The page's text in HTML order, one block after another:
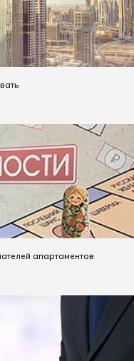
апартаментов